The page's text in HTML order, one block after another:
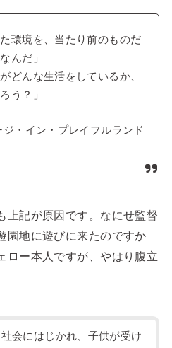
環境を、当たり前のものだ
んだ」
どんな生活をしているか、
う？」
・イン・プレイフルランド
上記が原因です。なにせ監督
園地に遊びに来たのですか
ロー本人ですが、やはり腹立
会にはじかれ、子供が受け